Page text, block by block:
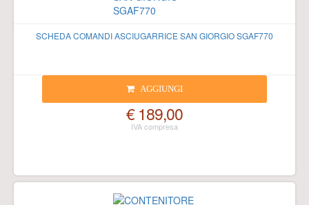
SCHEDA COMANDI ASCIUGARRICE SAN GIORGIO SGAF770
AGGIUNGI
€ 189,00